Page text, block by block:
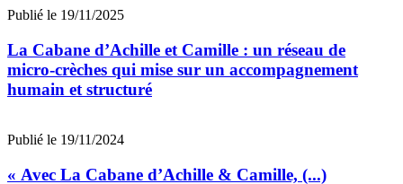
Publié le 19/11/2025
La Cabane d’Achille et Camille : un réseau de
micro-crèches qui mise sur un accompagnement
humain et structuré
Publié le 19/11/2024
« Avec La Cabane d’Achille & Camille, (...)